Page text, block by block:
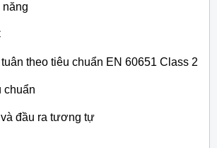
năng
theo tiêu chuẩn EN 60651 Class 2
chuẩn
đầu ra tương tự